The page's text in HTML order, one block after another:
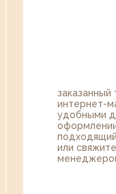
интернет-
удобными
или